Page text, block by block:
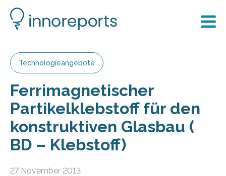
Technologieangebote
Ferrimagnetischer
Partikelklebstoff für den
konstruktiven Glasbau (
BD – Klebstoff)
27 November 2013